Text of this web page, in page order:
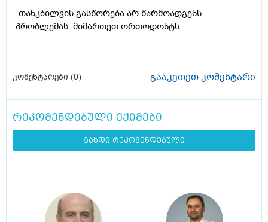
-თანკბილვის გასწორება არ წარმოადგენს
პრობლემას. მიმართეთ ორთოდონტს.
კომენტარები (0) გააკეთეთ კომენტარი
რეკომენდებული ექიმები
გახდი რეკომენდებული